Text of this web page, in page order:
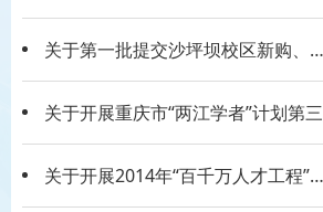
关于第一批提交沙坪坝校区新购、换购及租转购房改房（旧房）办理房屋产权证所需资料的通知
关于开展重庆市“两江学者”计划第三批特聘岗位及人选申报工作的通知
关于开展2014年“百千万人才工程”国家级人选推荐选拔工作的通知